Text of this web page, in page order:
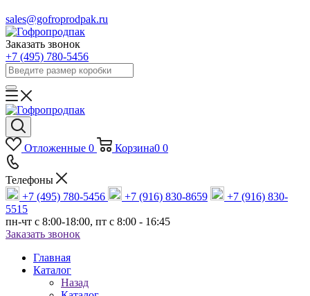
sales@gofroprodpak.ru
Заказать звонок
+7 (495) 780-5456
Отложенные 0 Корзина0 0
Телефоны
+7 (495) 780-5456
+7 (916) 830-8659
+7 (916) 830-
5515
пн-чт c 8:00-18:00, пт с 8:00 - 16:45
Заказать звонок
Главная
Каталог
Назад